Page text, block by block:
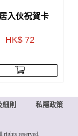
入伙祝賀卡
HK$ 72
則 私隱政策
reserved.